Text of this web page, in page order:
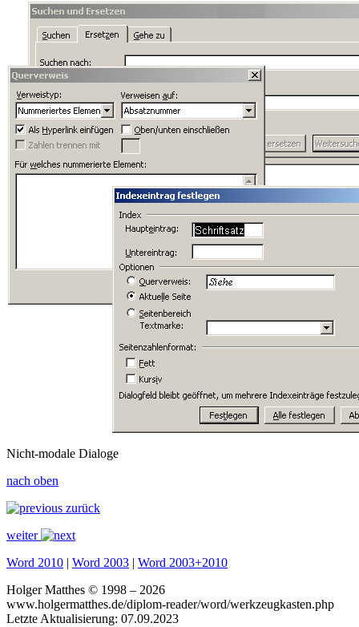
Nicht-modale Dialoge
nach oben
zurück
weiter
Word 2010 | Word 2003 | Word 2003+2010
Holger Matthes © 1998 – 2026
www.holgermatthes.de/diplom-reader/word/werkzeugkasten.php
Letzte Aktualisierung: 07.09.2023